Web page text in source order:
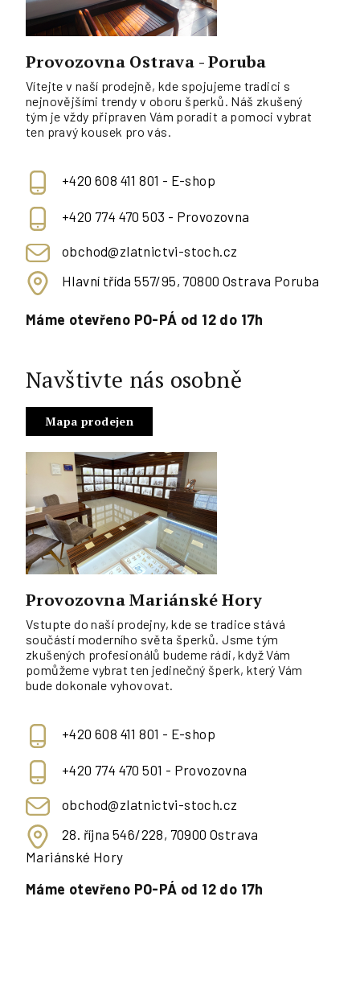
Provozovna Ostrava - Poruba
Vítejte v naší prodejně, kde spojujeme tradici s
nejnovějšími trendy v oboru šperků. Náš zkušený
tým je vždy připraven Vám poradit a pomoci vybrat
ten pravý kousek pro vás.
+420 608 411 801 - E-shop
+420 774 470 503 - Provozovna
obchod@zlatnictvi-stoch.cz
Hlavní třída 557/95, 70800 Ostrava Poruba
Máme otevřeno PO-PÁ od 12 do 17h
Navštivte nás osobně
Mapa prodejen
Provozovna Mariánské Hory
Vstupte do naší prodejny, kde se tradice stává
součástí moderního světa šperků. Jsme tým
zkušených profesionálů budeme rádi, když Vám
pomůžeme vybrat ten jedinečný šperk, který Vám
bude dokonale vyhovovat.
+420 608 411 801 - E-shop
+420 774 470 501 - Provozovna
obchod@zlatnictvi-stoch.cz
28. října 546/228, 70900 Ostrava
Mariánské Hory
Máme otevřeno PO-PÁ od 12 do 17h